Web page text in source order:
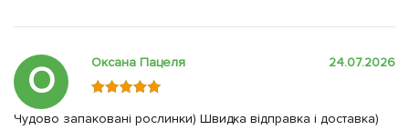
О Оксана Пацеля 24.07.2026
Чудово запаковані рослинки) Швидка відправка і доставка)